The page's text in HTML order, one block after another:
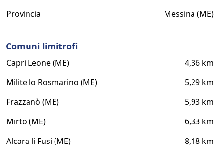
Provincia
Messina (ME)
Comuni limitrofi
Capri Leone (ME)
4,36 km
Militello Rosmarino (ME)
5,29 km
Frazzanò (ME)
5,93 km
Mirto (ME)
6,33 km
Alcara li Fusi (ME)
8,18 km